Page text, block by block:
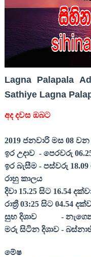
Lagna Palapala
Sathiye Lagna
අද දවස ඔබට
2019 ජනවාරිමස 08වන
ඉර උදාව - පෙරවරු
ඉර බැසීම - පස්වරු 18.09
රාහු කාලය
දිවා 15.25සිට 16.54
රාත්‍රී03:25සිට 04.54
සුභ දිශාව
-
මරු සිටින දිශාව -
මේෂ